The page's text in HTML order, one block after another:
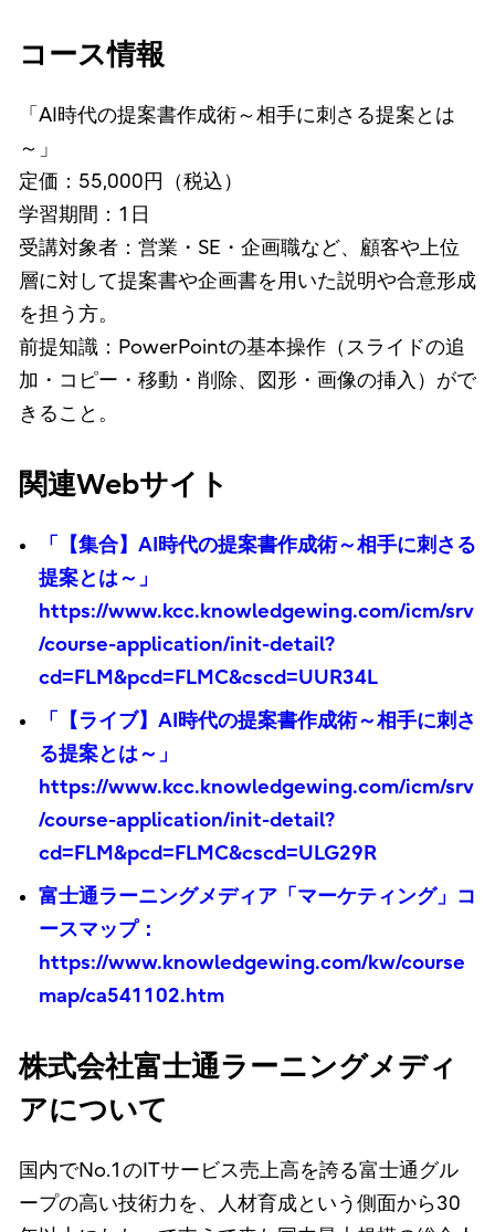
コース情報
「AI時代の提案書作成術～相手に刺さる提案とは
～」
定価：55,000円（税込）
学習期間：1日
受講対象者：営業・SE・企画職など、顧客や上位
層に対して提案書や企画書を用いた説明や合意形成
を担う方。
前提知識：PowerPointの基本操作（スライドの追
加・コピー・移動・削除、図形・画像の挿入）がで
きること。
関連Webサイト
「【集合】AI時代の提案書作成術～相手に刺さる
提案とは～」
https://www.kcc.knowledgewing.com/icm/srv
/course-application/init-detail?
cd=FLM&pcd=FLMC&cscd=UUR34L
「【ライブ】AI時代の提案書作成術～相手に刺さ
る提案とは～」
https://www.kcc.knowledgewing.com/icm/srv
/course-application/init-detail?
cd=FLM&pcd=FLMC&cscd=ULG29R
富士通ラーニングメディア「マーケティング」コ
ースマップ：
https://www.knowledgewing.com/kw/course
map/ca541102.htm
株式会社富士通ラーニングメディ
アについて
国内でNo.1のITサービス売上高を誇る富士通グル
ープの高い技術力を、人材育成という側面から30